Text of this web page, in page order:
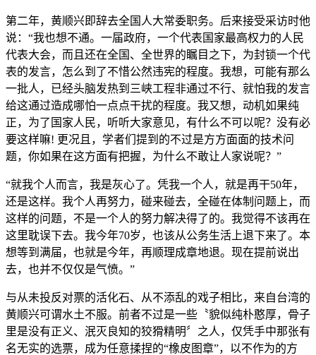
第二年，黄顺兴即辞去全国人大常委职务。后来接受采访时他
说：“我也想不通。一届政府，一个代表国家最高权力的人民
代表大会，而且还在全国、全世界的瞩目之下，为封锁一个代
表的发言，怎么到了不惜公然违宪的程度。我想，可能有那么
一批人，已经头脑发热到三峡工程非通过不行、就怕我的发言
给这通过造成哪怕一点点干扰的程度。我又想，动机如果纯
正，为了国家人民，听听大家意见，有什么不可以呢？没有必
要这样嘛! 更况且，学者们提到的不过是方方面面的技术问
题，你如果在这方面有把握，为什么不敢让人家说呢？”
“就我个人而言，我是灰心了。凭我一个人，就是再干50年，
还是这样。我个人再努力，碰来碰去，全碰在体制问题上，而
这样的问题，不是一个人的努力解决得了的。我觉得不该再在
这里耽误下去。我今年70岁，也该从公务生活上退下来了。本
想等到满届，也就是今年，再顺理成章地退。现在提前说出
去，也并不仅仅是气愤。”
与从未投反对票的活化石、从不添乱的戏子相比，来自台湾的
黄顺兴可谓水土不服。前者不过是一些〝貌似纯朴憨厚，骨子
里是没有正义、泯灭良知的狡猾精明〞之人，仅凭手中那张有
名无实的选票，成为任意揉捏的“橡皮图章”，以不作为的方